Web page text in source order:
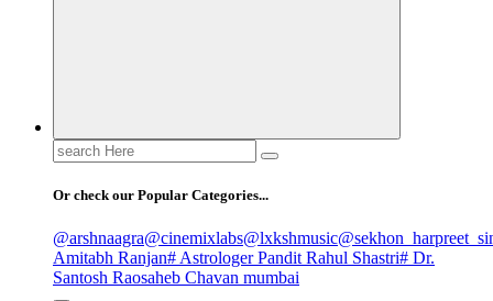
Search
for:
Or check our Popular Categories...
@arshnaagra@cinemixlabs@lxkshmusic
Amitabh Ranjan# Astrologer Pandit Rahul Shastri# Dr.
Santosh Raosaheb Chavan mumbai